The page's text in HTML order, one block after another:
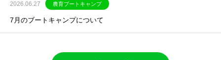
2026.06.27 農育ブートキャンプ
7月のブートキャンプについて